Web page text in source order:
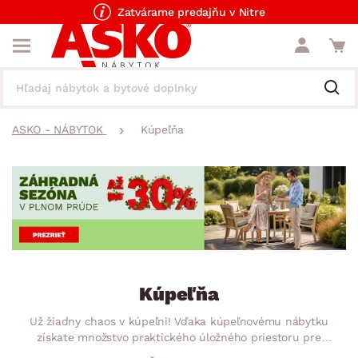
Zatvárame predajňu v Nitre
ASKO - NÁBYTOK Kúpeľňa
Kúpeľňa
Už žiadny chaos v kúpeľni! Vďaka kúpeľnovému nábytku
získate množstvo praktického úložného priestoru pre